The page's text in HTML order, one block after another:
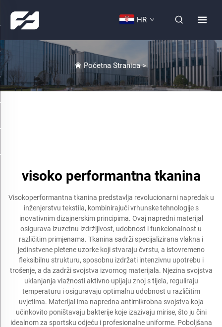
HR
Početna Stranica>
visoko performantna tkanina
Visokoperformantna tkanina predstavlja revolucionarni napredak u
inženjerstvu tekstila, kombinirajući vrhunske tehnologije s
inovativnim dizajnerskim principima. Ovaj napredni materijal
osigurava izuzetnu izdržljivost, udobnost i funkcionalnost u
različitim primjenama. Tkanina sadrži specijalizirana vlakna i
jedinstvene pletene uzorke koji stvaraju čvrstu, a istovremeno
fleksibilnu strukturu, sposobnu izdržati intenzivnu upotrebu i
trošenje, a da zadrži svojstva izvornog materijala. Njezina svojstva
uklanjanja vlažnosti aktivno upijaju znoj s tijela, reguliraju
temperaturu i osiguravaju optimalnu udobnost u različitim
uvjetima. Materijal ima napredna antimikrobna svojstva koja
učinkovito poništavaju bakterije koje izazivaju mirise, što ju čini
idealnom za sportsku odjeću i profesionalne uniforme. Poboljšana